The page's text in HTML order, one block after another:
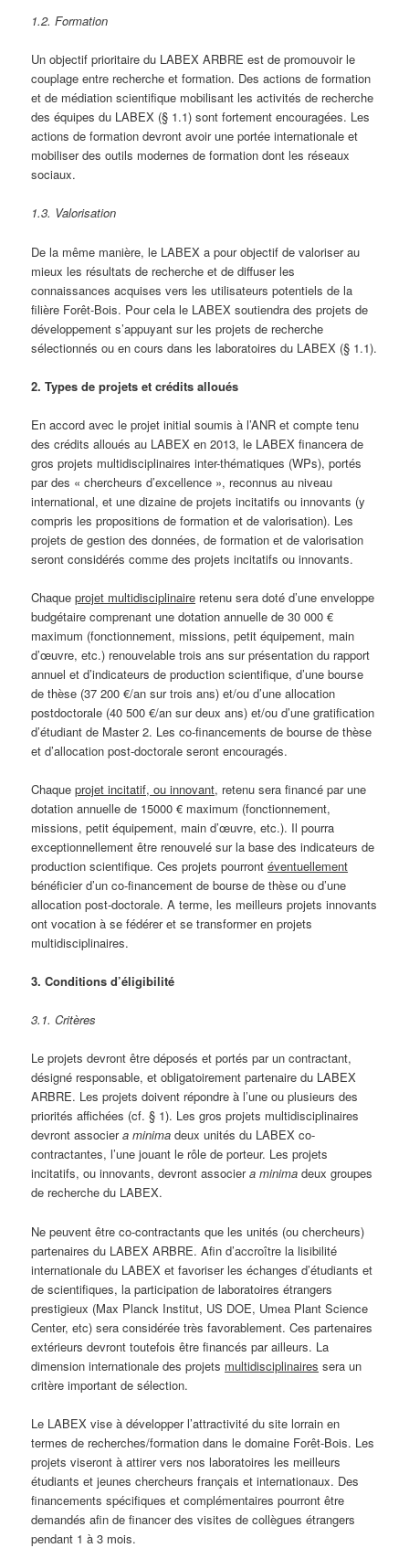
1.2. Formation
Un objectif prioritaire du LABEX ARBRE est de promouvoir le
couplage entre recherche et formation. Des actions de formation
et de médiation scientifique mobilisant les activités de recherche
des équipes du LABEX (§ 1.1) sont fortement encouragées. Les
actions de formation devront avoir une portée internationale et
mobiliser des outils modernes de formation dont les réseaux
sociaux.
1.3. Valorisation
De la même manière, le LABEX a pour objectif de valoriser au
mieux les résultats de recherche et de diffuser les
connaissances acquises vers les utilisateurs potentiels de la
filière Forêt-Bois. Pour cela le LABEX soutiendra des projets de
développement s’appuyant sur les projets de recherche
sélectionnés ou en cours dans les laboratoires du LABEX (§ 1.1).
2. Types de projets et crédits alloués
En accord avec le projet initial soumis à l’ANR et compte tenu
des crédits alloués au LABEX en 2013, le LABEX financera de
gros projets multidisciplinaires inter-thématiques (WPs), portés
par des « chercheurs d’excellence », reconnus au niveau
international, et une dizaine de projets incitatifs ou innovants (y
compris les propositions de formation et de valorisation). Les
projets de gestion des données, de formation et de valorisation
seront considérés comme des projets incitatifs ou innovants.
Chaqueprojet multidisciplinaire retenu sera doté d’une enveloppe
budgétaire comprenant une dotation annuelle de 30 000 €
maximum (fonctionnement, missions, petit équipement, main
d’œuvre, etc.) renouvelable trois ans sur présentation du rapport
annuel et d’indicateurs de production scientifique, d’une bourse
de thèse (37 200 €/an sur trois ans) et/ou d’une allocation
postdoctorale (40 500 €/an sur deux ans) et/ou d’une gratification
d’étudiant de Master 2. Les co-financements de bourse de thèse
et d’allocation post-doctorale seront encouragés.
Chaqueprojet incitatif, ou innovant, retenu sera financé par une
dotation annuelle de 15000 € maximum (fonctionnement,
missions, petit équipement, main d’œuvre, etc.). Il pourra
exceptionnellement être renouvelé sur la base des indicateurs de
production scientifique. Ces projets pourrontéventuellement
bénéficier d’un co-financement de bourse de thèse ou d’une
allocation post-doctorale. A terme, les meilleurs projets innovants
ont vocation à se fédérer et se transformer en projets
multidisciplinaires.
3. Conditions d’éligibilité
3.1. Critères
Le projets devront être déposés et portés par un contractant,
désigné responsable, et obligatoirement partenaire du LABEX
ARBRE. Les projets doivent répondre à l’une ou plusieurs des
priorités affichées (cf. § 1). Les gros projets multidisciplinaires
devront associera minima deux unités du LABEX co-
contractantes, l’une jouant le rôle de porteur. Les projets
incitatifs, ou innovants, devront associera minima deux groupes
de recherche du LABEX.
Ne peuvent être co-contractants que les unités (ou chercheurs)
partenaires du LABEX ARBRE. Afin d’accroître la lisibilité
internationale du LABEX et favoriser les échanges d’étudiants et
de scientifiques, la participation de laboratoires étrangers
prestigieux (Max Planck Institut, US DOE, Umea Plant Science
Center, etc) sera considérée très favorablement. Ces partenaires
extérieurs devront toutefois être financés par ailleurs. La
dimension internationale des projets multidisciplinaires sera un
critère important de sélection.
Le LABEX vise à développer l’attractivité du site lorrain en
termes de recherches/formation dans le domaine Forêt-Bois. Les
projets viseront à attirer vers nos laboratoires les meilleurs
étudiants et jeunes chercheurs français et internationaux. Des
financements spécifiques et complémentaires pourront être
demandés afin de financer des visites de collègues étrangers
pendant 1 à 3 mois.